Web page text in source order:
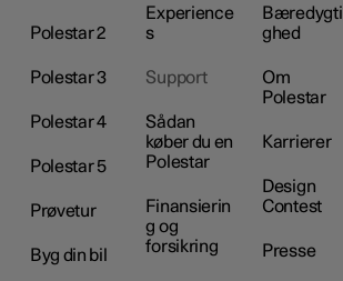
Polestar 2
Polestar 3
Polestar 4
Polestar 5
Prøvetur
Byg din bil
Experience
s
Support
Sådan
køber du en
Polestar
Finansierin
g og
forsikring
Bæredygti
ghed
Om
Polestar
Karrierer
Design
Contest
Presse